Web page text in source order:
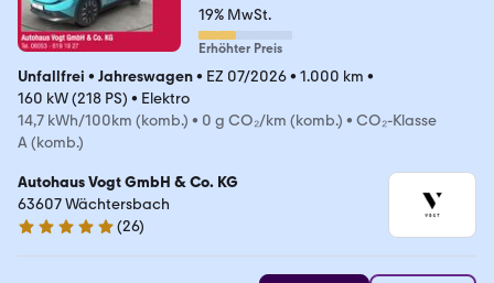
19% MwSt.
Erhöhter Preis
Unfallfrei • Jahreswagen• EZ 07/2026• 1.000 km •
160 kW (218 PS) • Elektro
14,7 kWh/100km (komb.) • 0 g CO₂/km (komb.) • CO₂-Klasse
A (komb.)
Autohaus Vogt GmbH & Co. KG
63607 Wächtersbach
4.9 Sterne
(26)